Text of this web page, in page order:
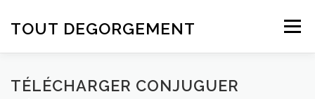
TOUT DEGORGEMENT Menu
TÉLÉCHARGER CONJUGUER